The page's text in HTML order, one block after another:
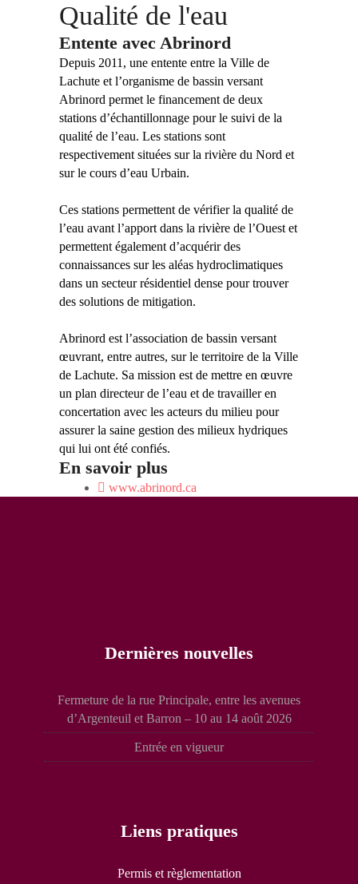
Qualité de l'eau
Entente avec Abrinord
Depuis 2011, une entente entre la Ville de
Lachute et l’organisme de bassin versant
Abrinord permet le financement de deux
stations d’échantillonnage pour le suivi de la
qualité de l’eau. Les stations sont
respectivement situées sur la rivière du Nord et
sur le cours d’eau Urbain.
Ces stations permettent de vérifier la qualité de
l’eau avant l’apport dans la rivière de l’Ouest et
permettent également d’acquérir des
connaissances sur les aléas hydroclimatiques
dans un secteur résidentiel dense pour trouver
des solutions de mitigation.
Abrinord est l’association de bassin versant
œuvrant, entre autres, sur le territoire de la Ville
de Lachute. Sa mission est de mettre en œuvre
un plan directeur de l’eau et de travailler en
concertation avec les acteurs du milieu pour
assurer la saine gestion des milieux hydriques
qui lui ont été confiés.
En savoir plus
www.abrinord.ca
Dernières nouvelles
Fermeture de la rue Principale, entre les avenues
d’Argenteuil et Barron – 10 au 14 août 2026
Entrée en vigueur
Liens pratiques
Permis et règlementation